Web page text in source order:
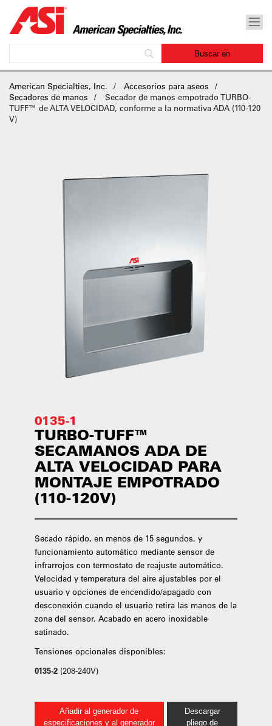
American Specialties, Inc.
Accesorios para aseos
Secadores de manos
Secador de manos empotrado TURBO-
TUFF™ de ALTA VELOCIDAD, conforme a la normativa ADA (110-120
V)
0135-1
TURBO-TUFF™
SECAMANOS ADA DE
ALTA VELOCIDAD PARA
MONTAJE EMPOTRADO
(110-120V)
Secado rápido, en menos de 15 segundos, y
funcionamiento automático mediante sensor de
infrarrojos con termostato de reajuste automático.
Velocidad y temperatura del aire ajustables por el
usuario y opciones de encendido/apagado con
desconexión cuando el usuario retira las manos de la
zona del sensor. Acabado en acero inoxidable
satinado.
Tensiones opcionales disponibles:
0135-2(208-240V)
Añadir al generador de
especificaciones y al generador
Descargar
pliego de